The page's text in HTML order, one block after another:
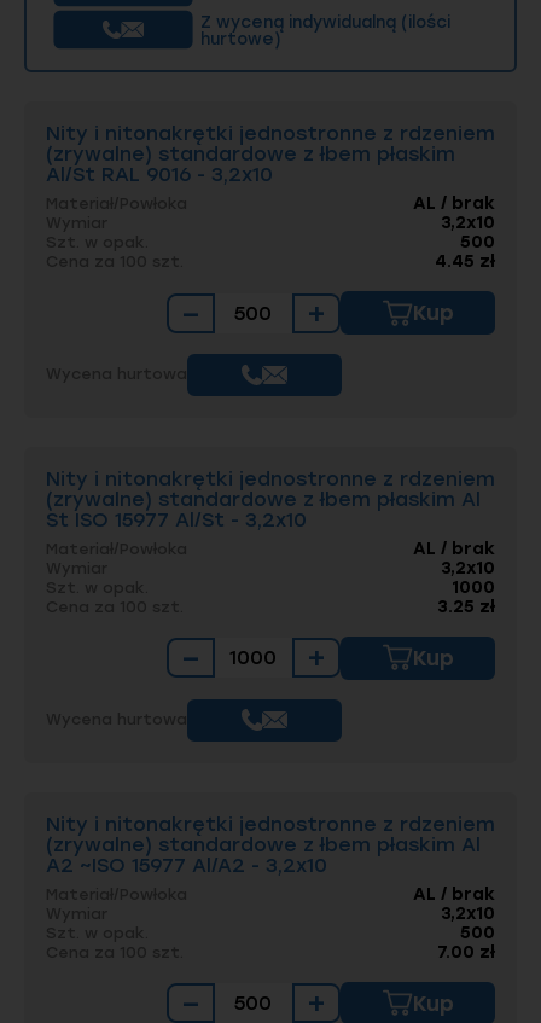
Z wyceną indywidualną (ilości
hurtowe)
Nity i nitonakrętki jednostronne z rdzeniem
(zrywalne) standardowe z łbem płaskim
Al/St RAL 9016 - 3,2x10
AL / brak
3,2x10
500
4.45 zł
− + Kup
Nity i nitonakrętki jednostronne z rdzeniem
(zrywalne) standardowe z łbem płaskim Al
St ISO 15977 Al/St - 3,2x10
AL / brak
3,2x10
1000
3.25 zł
− + Kup
Nity i nitonakrętki jednostronne z rdzeniem
(zrywalne) standardowe z łbem płaskim Al
A2 ~ISO 15977 Al/A2 - 3,2x10
AL / brak
3,2x10
500
7.00 zł
− + Kup